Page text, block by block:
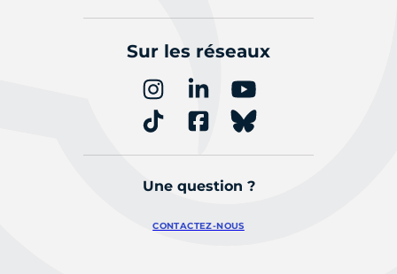
Sur les réseaux
Une question ?
CONTACTEZ-NOUS